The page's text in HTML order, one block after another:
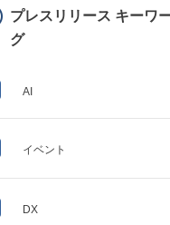
プレスリリース キーワ
グ
AI
イベント
DX